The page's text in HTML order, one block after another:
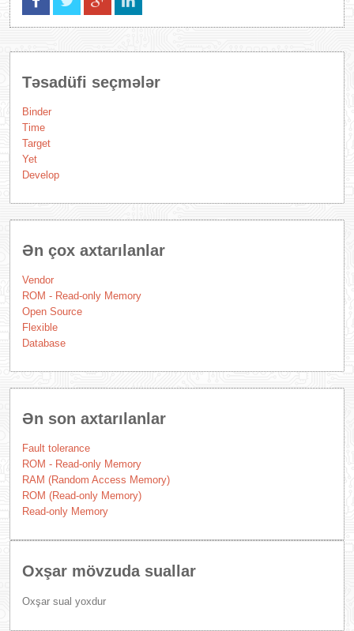
Təsadüfi seçmələr
Binder
Time
Target
Yet
Develop
Ən çox axtarılanlar
Vendor
ROM - Read-only Memory
Open Source
Flexible
Database
Ən son axtarılanlar
Fault tolerance
ROM - Read-only Memory
RAM (Random Access Memory)
ROM (Read-only Memory)
Read-only Memory
Oxşar mövzuda suallar
Oxşar sual yoxdur